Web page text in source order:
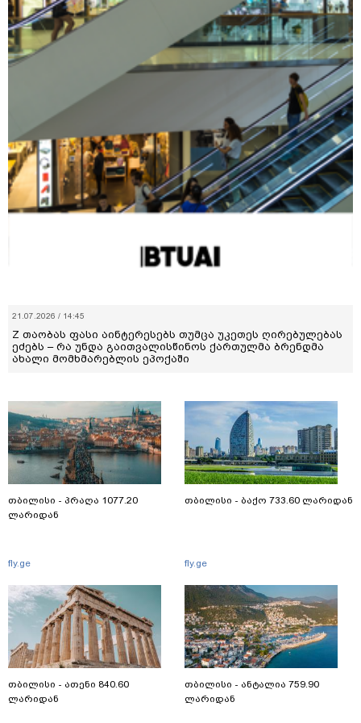
21.07.2026 / 14:45
Z თაობას ფასი აინტერესებს თუმცა უკეთეს ღირებულებას
ეძებს – რა უნდა გაითვალისწინოს ქართულმა ბრენდმა
ახალი მომხმარებლის ეპოქაში
თბილისი - პრაღა 1077.20
ლარიდან
fly.ge
თბილისი - ათენი 840.60
ლარიდან
თბილისი - ბაქო 733.60 ლარიდან
fly.ge
თბილისი - ანტალია 759.90
ლარიდან